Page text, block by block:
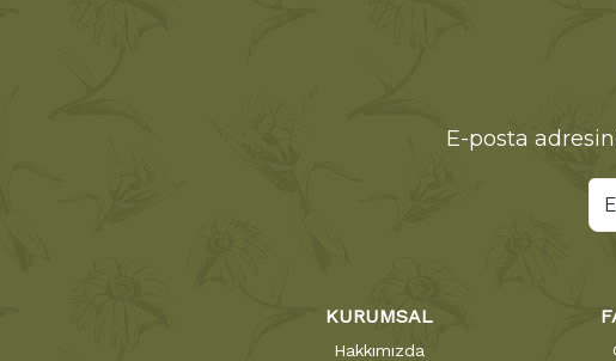
E-posta
KURUMSAL
Hakkımızda